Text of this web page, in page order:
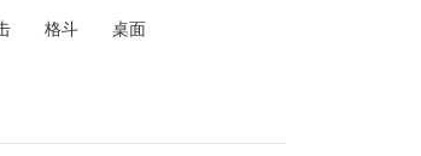
格斗
桌面